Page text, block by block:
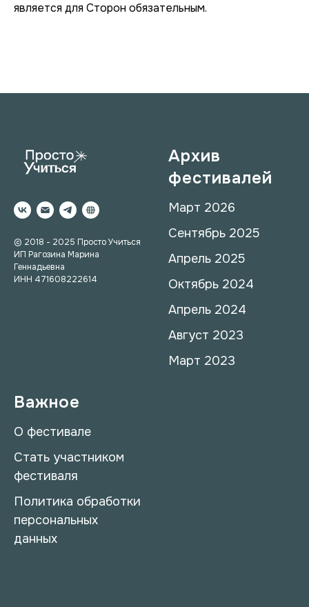
является для Сторон обязательным.
© 2018 - 2025 Просто Учиться
ИП Рагозина Марина
Геннадьевна
ИНН 471608222614
Архив
фестивалей
Март 2026
Сентябрь 2025
Апрель 2025
Октябрь 2024
Апрель 2024
Август 2023
Март 2023
Важное
О фестивале
Стать участником
фестиваля
Политика обработки
персональных
данных